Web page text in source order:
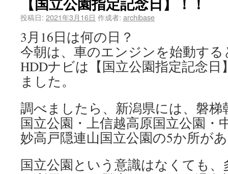
投稿日: 2021年3月16日 作成者: archibase
3月16日は何の日？
今朝は、車のエンジンを始動す
HDDナビは【国立公園指定記念
ました。
調べましたら、新潟県には、磐梯
国立公園・上信越高原国立公園・
妙高戸隠連山国立公園の5か所が
国立公園という意識はなくても